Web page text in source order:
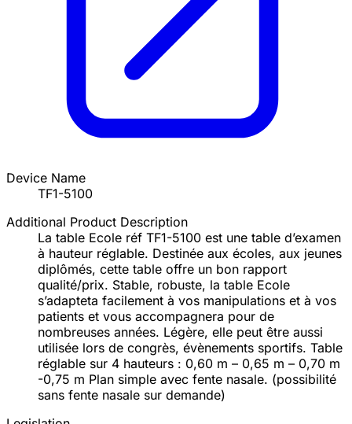
Device Name
TF1-5100
Additional Product Description
La table Ecole réf TF1-5100 est une table d’examen
à hauteur réglable. Destinée aux écoles, aux jeunes
diplômés, cette table offre un bon rapport
qualité/prix. Stable, robuste, la table Ecole
s’adapteta facilement à vos manipulations et à vos
patients et vous accompagnera pour de
nombreuses années. Légère, elle peut être aussi
utilisée lors de congrès, évènements sportifs. Table
réglable sur 4 hauteurs : 0,60 m – 0,65 m – 0,70 m
-0,75 m Plan simple avec fente nasale. (possibilité
sans fente nasale sur demande)